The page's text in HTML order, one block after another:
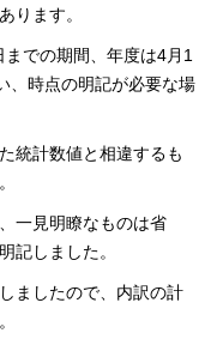
ります。
での期間、年度は4月1
、時点の明記が必要な場
統計数値と相違するも
一見明瞭なものは省
記しました。
ましたので、内訳の計